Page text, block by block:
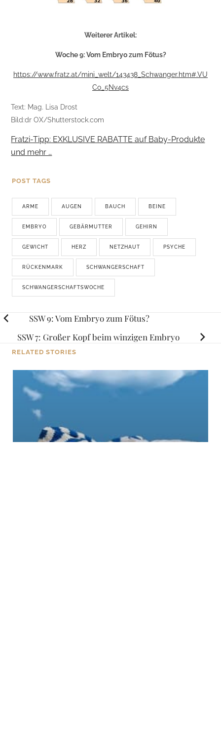
Weiterer Artikel:
Woche 9: Vom Embryo zum Fötus?
https://www.fratz.at/mini_welt/143438_Schwanger.htm#.VU
Co_5Nv4cs
Text: Mag. Lisa Drost
Bild:dr OX/Shutterstock.com
Fratzi-Tipp: EXKLUSIVE RABATTE auf Baby-Produkte
und mehr …
POST TAGS
ARME AUGEN BAUCH BEINE
EMBRYO GEBÄRMUTTER GEHIRN
GEWICHT HERZ NETZHAUT PSYCHE
RÜCKENMARK SCHWANGERSCHAFT
SCHWANGERSCHAFTSWOCHE
Posts
navigation
SSW 9: Vom Embryo zum Fötus?
SSW 7: Großer Kopf beim winzigen Embryo
RELATED STORIES